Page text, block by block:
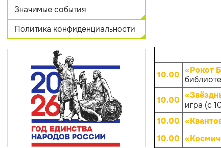
Значимые события
Политика конфиденциальности
10.00 «Рокот
10.00
игра (с
10.00
10.00